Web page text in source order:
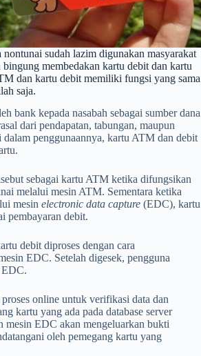
nontunai sudah lazim digunakan masyarakat
membedakan kartu debit dan kartu
dan kartu debit memiliki fungsi yang sama
saja.
bank kepada nasabah sebagai sumber dana
dari pendapatan, tabungan, maupun
penggunaannya, kartu ATM dan debit
sebagai kartu ATM ketika difungsikan
melalui mesin ATM. Sementara ketika
mesin electronic data capture (EDC), kartu
pembayaran debit.
debit diproses dengan cara
EDC. Setelah digesek, pengguna
EDC.
online untuk verifikasi data dan
kartu yang ada pada database server
mesin EDC akan mengeluarkan bukti
oleh pemegang kartu yang